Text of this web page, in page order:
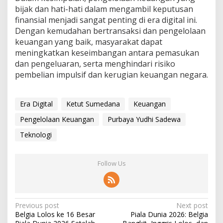
bijak dan hati-hati dalam mengambil keputusan
finansial menjadi sangat penting di era digital ini.
Dengan kemudahan bertransaksi dan pengelolaan
keuangan yang baik, masyarakat dapat
meningkatkan keseimbangan antara pemasukan
dan pengeluaran, serta menghindari risiko
pembelian impulsif dan kerugian keuangan negara.
Era Digital Ketut Sumedana
Keuangan
Pengelolaan Keuangan
Purbaya Yudhi Sadewa
Teknologi
Follow Us
P
Previous post
Belgia Lolos ke 16 Besar
Next post
Piala Dunia 2026: Belgia